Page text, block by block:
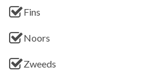
Fins
Noors
Zweeds